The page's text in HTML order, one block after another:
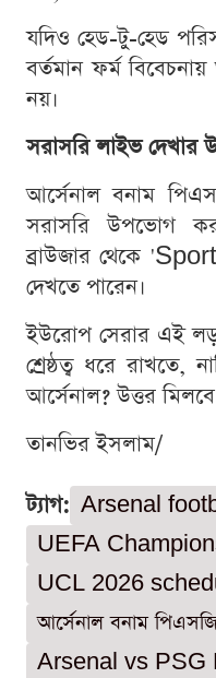
যদিও হেড-টু-হেড
বর্তমান ফর্ম
নয়।
সরাসরি লাইভ দেখার
আর্সেনাল বনাম
সরাসরি উপভোগ
ব্রাউজার থেকে
দেখতে পারেন।
ইউরোপ সেরার এই
শ্রেষ্ঠত্ব ধরে রাখতে,
আর্সেনাল? উত্তর
তানভির ইসলাম/
ট্যাগ: Arsenal
UEFA
UCL 2026
আর্সেনাল বনাম
Arsenal vs PSG